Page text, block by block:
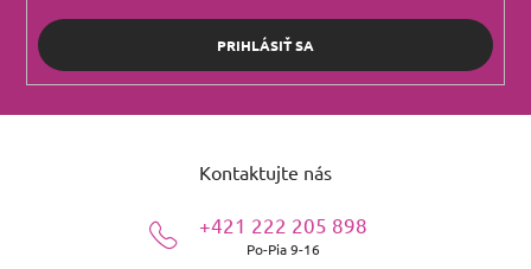
PRIHLÁSIŤ SA
Kontaktujte nás
+421 222 205 898
Po-Pia 9-16